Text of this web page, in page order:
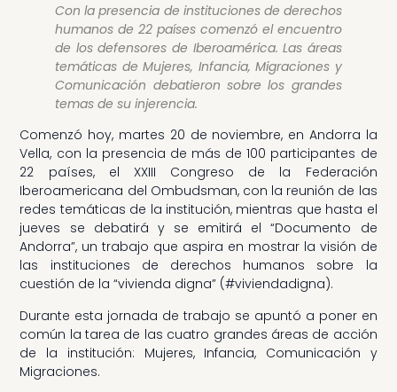
Con la presencia de instituciones de derechos
humanos de 22 países comenzó el encuentro
de los defensores de Iberoamérica. Las áreas
temáticas de Mujeres, Infancia, Migraciones y
Comunicación debatieron sobre los grandes
temas de su injerencia.
Comenzó hoy, martes 20 de noviembre, en Andorra la
Vella, con la presencia de más de 100 participantes de
22 países, el XXIII Congreso de la Federación
Iberoamericana del Ombudsman, con la reunión de las
redes temáticas de la institución, mientras que hasta el
jueves se debatirá y se emitirá el “Documento de
Andorra”, un trabajo que aspira en mostrar la visión de
las instituciones de derechos humanos sobre la
cuestión de la “vivienda digna” (#viviendadigna).
Durante esta jornada de trabajo se apuntó a poner en
común la tarea de las cuatro grandes áreas de acción
de la institución: Mujeres, Infancia, Comunicación y
Migraciones.